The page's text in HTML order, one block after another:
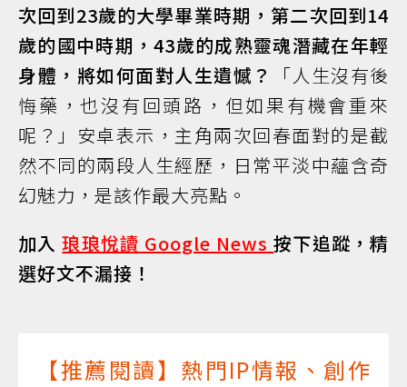
次回到23歲的大學畢業時期，第二次回到14
歲的國中時期，43歲的成熟靈魂潛藏在年輕
身體，將如何面對人生遺憾？
「人生沒有後
悔藥，也沒有回頭路，但如果有機會重來
呢？」安卓表示，主角兩次回春面對的是截
然不同的兩段人生經歷，日常平淡中蘊含奇
幻魅力，是該作最大亮點。
加入琅琅悅讀 Google News按下追蹤，精
選好文不漏接！
【推薦閱讀】熱門IP情報、創作